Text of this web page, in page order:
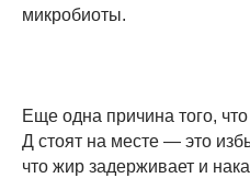
микробиоты.
Еще одна причина того,
Д стоят на месте — это
что жир задерживает и